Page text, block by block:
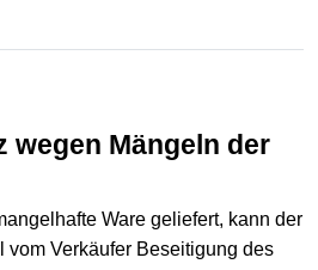
wegen Mängeln der
Ware geliefert, kann der
vom Verkäufer Beseitigung des